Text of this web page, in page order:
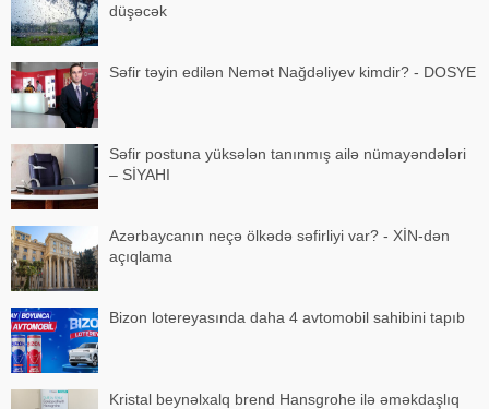
düşəcək
Səfir təyin edilən Nemət Nağdəliyev kimdir? - DOSYE
Səfir postuna yüksələn tanınmış ailə nümayəndələri
– SİYAHI
Azərbaycanın neçə ölkədə səfirliyi var? - XİN-dən
açıqlama
Bizon lotereyasında daha 4 avtomobil sahibini tapıb
Kristal beynəlxalq brend Hansgrohe ilə əməkdaşlıq